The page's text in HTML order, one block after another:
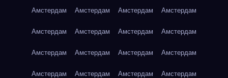
Амстердам Амстердам Амстердам Амстердам
Амстердам Амстердам Амстердам Амстердам
Амстердам Амстердам Амстердам Амстердам
Амстердам Амстердам Амстердам Амстердам